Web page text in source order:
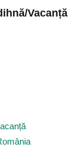
Vacanță